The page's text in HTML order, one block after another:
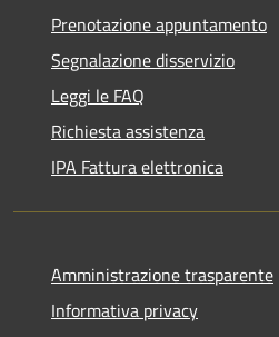
Prenotazione appuntamento
Segnalazione disservizio
Leggi le FAQ
Richiesta assistenza
IPA Fattura elettronica
Amministrazione trasparente
Informativa privacy